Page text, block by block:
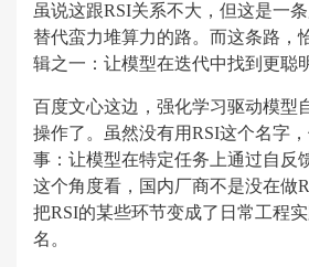
虽说这跟RSI关系不大，但这是一
替代蛮力堆算力的路。而这条路，
辑之一：让模型在迭代中找到更聪
百度文心这边，强化学习驱动模型
操作了。虽然没有用RSI这个名字
事：让模型在特定任务上通过自反
这个角度看，国内厂商不是没在做
把RSI的某些环节变成了日常工程
名。